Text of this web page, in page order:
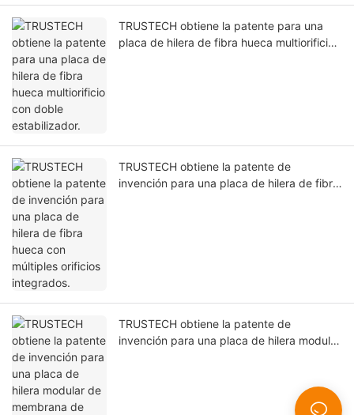
TRUSTECH obtiene la patente para una
placa de hilera de fibra hueca multiorificio
TRUSTECH obtiene la patente de
invención para una placa de hilera de fibra
TRUSTECH obtiene la patente de
invención para una placa de hilera modular